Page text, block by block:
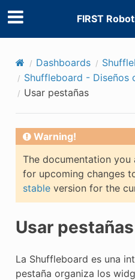
FIRST
Dashboards
Shuffleboard - Diseños
Usar pestañas
Warning!
The documentation
for upcoming changes
stableversion for the
Usar pestañas
La Shuffleboard es una
pestaña organiza los